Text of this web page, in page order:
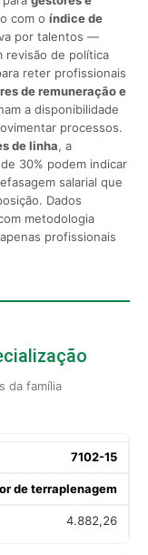
com o índice de
por talentos —
revisão de política
reter profissionais
de remuneração e
a disponibilidade
processos.
de linha, a
30% podem indicar
salarial que
Dados
metodologia
profissionais
da família
7102-15
de terraplenagem
4.882,26